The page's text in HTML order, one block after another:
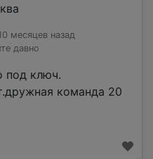
месяцев назад
давно
под ключ.
команда 20